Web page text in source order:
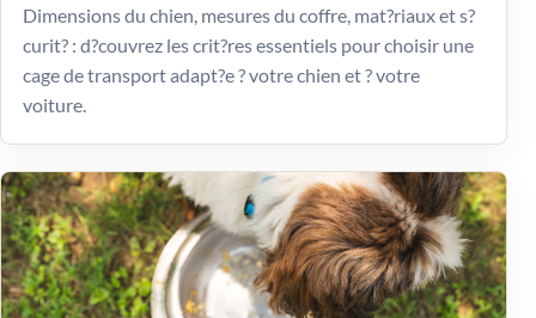
Dimensions du chien, mesures du coffre, mat?riaux et s?
curit? : d?couvrez les crit?res essentiels pour choisir une
cage de transport adapt?e ? votre chien et ? votre
voiture.